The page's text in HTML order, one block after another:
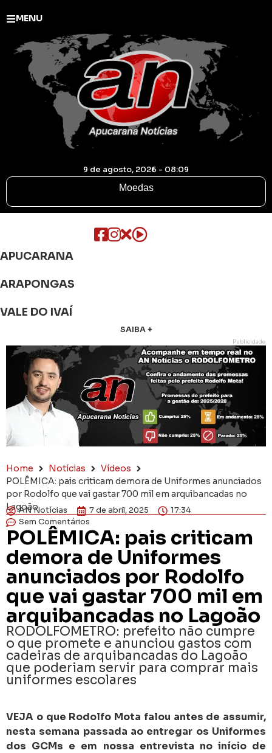
MENU
9 de agosto, 2026 - 08:09
Moedas
APUCARANA
ARAPONGAS
VALE DO IVAÍ
SAIBA +
Publicidade
Home Notícias
Vídeos
POLÊMICA: pais criticam demora de Uniformes anunciados
por Rodolfo que vai gastar 700 mil em arquibancadas no
Lagoão
AN Notícias 7 de abril, 2025
17:34
Sem Comentários
POLÊMICA: pais criticam
demora de Uniformes
anunciados por Rodolfo
que vai gastar 700 mil em
arquibancadas no Lagoão
RODOLFOMETRO: prefeito não cumpre
o que promete e anunciou gastos com
cadeiras de arquibancadas do Lagoão
que poderiam servir para comprar mais
uniformes escolares
VEJA o que Rodolfo Mota falou antes de assumir,
nesta semana passada ao entregar os Uniformes
dos GCMs e em nossa entrevista no início de